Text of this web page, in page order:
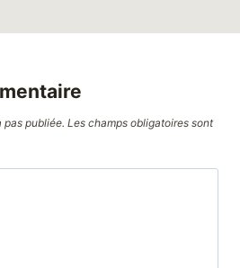
pas publiée. Les champs obligatoires sont